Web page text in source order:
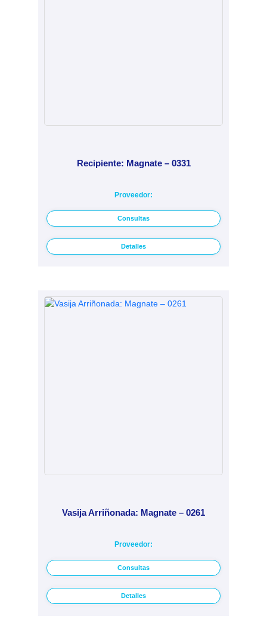
Recipiente: Magnate – 0331
Proveedor:
Consultas
Detalles
Vasija Arriñonada: Magnate – 0261
Proveedor:
Consultas
Detalles